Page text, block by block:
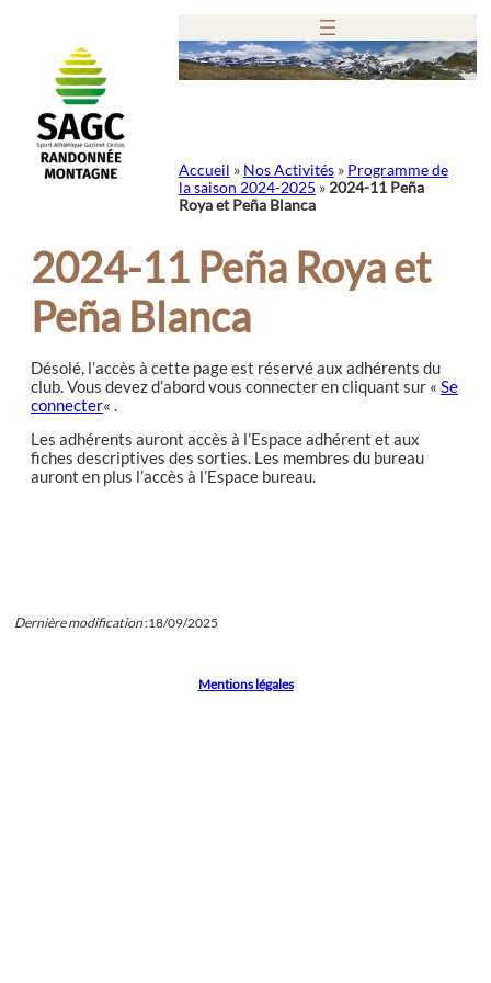
Accueil » Nos Activités» Programme de
la saison 2024-2025 » 2024-11 Peña
Roya et Peña Blanca
2024-11 Peña Roya et
Peña Blanca
Désolé, l’accès à cette page est réservé aux adhérents du
club. Vous devez d’abord vous connecter en cliquant sur « Se
connecter« .
Les adhérents auront accès à l’Espace adhérent et aux
fiches descriptives des sorties. Les membres du bureau
auront en plus l’accès à l’Espace bureau.
Dernière modification:18/09/2025
Mentions légales